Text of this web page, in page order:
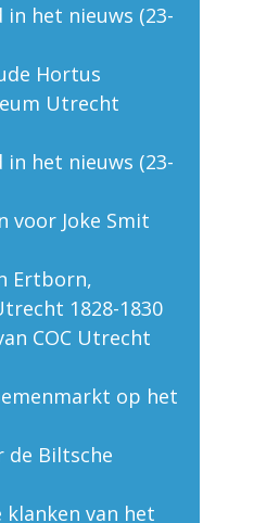
het nieuws (23-
Hortus
Utrecht
het nieuws (23-
voor Joke Smit
Ertborn,
1828-1830
COC Utrecht
op het
de Biltsche
van het